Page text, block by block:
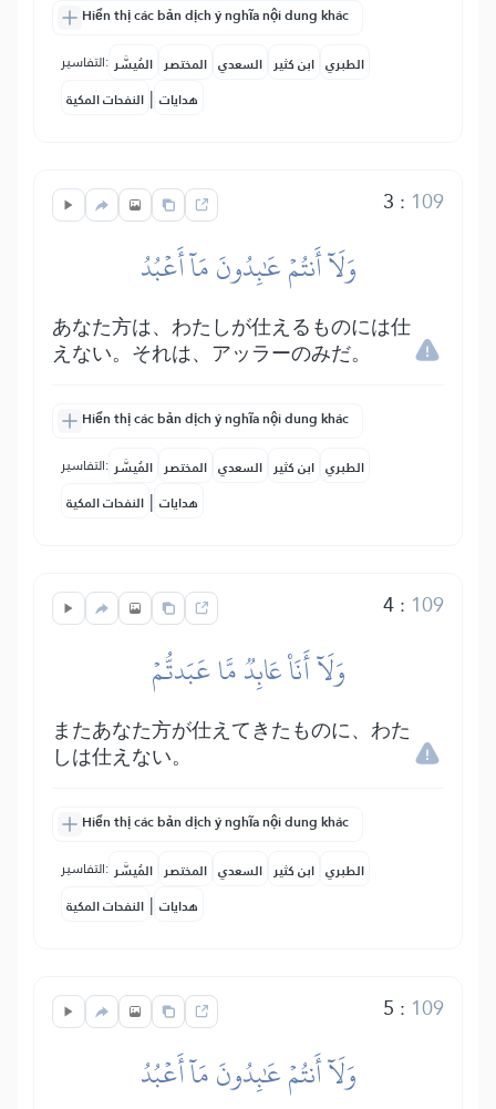
Hiển thị các bản dịch ý nghĩa nội dung khác
التفاسير: المُيسَّر المختصر السعدي ابن كثير الطبري
النفحات المكية | هدايات
3 : 109
وَلَآ أَنتُمۡ عَٰبِدُونَ مَآ أَعۡبُدُ
あなた方は、わたしが仕えるものには仕
えない。それは、アッラーのみだ。
Hiển thị các bản dịch ý nghĩa nội dung khác
التفاسير: المُيسَّر المختصر السعدي ابن كثير الطبري
النفحات المكية | هدايات
4: 109
وَلَآ أَنَا۠ عَابِدٞ مَّا عَبَدتُّمۡ
またあなた方が仕えてきたものに、わた
しは仕えない。
Hiển thị các bản dịch ý nghĩa nội dung khác
التفاسير: المُيسَّر المختصر السعدي ابن كثير الطبري
النفحات المكية | هدايات
5 : 109
وَلَآ أَنتُمۡ عَٰبِدُونَ مَآ أَعۡبُدُ